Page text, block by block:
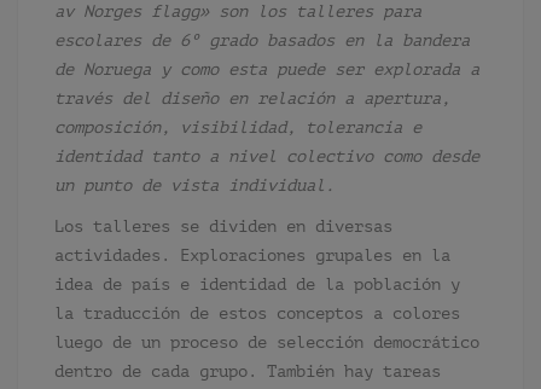
av Norges flagg» son los talleres para
escolares de 6º grado basados en la bandera
de Noruega y como esta puede ser explorada a
través del diseño en relación a apertura,
composición, visibilidad, tolerancia e
identidad tanto a nivel colectivo como desde
un punto de vista individual.
Los talleres se dividen en diversas
actividades. Exploraciones grupales en la
idea de país e identidad de la población y
la traducción de estos conceptos a colores
luego de un proceso de selección democrático
dentro de cada grupo. También hay tareas